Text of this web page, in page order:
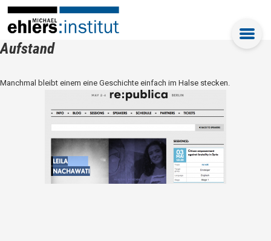
Aufstand
Manchmal bleibt einem eine Geschichte einfach im Halse stecken.